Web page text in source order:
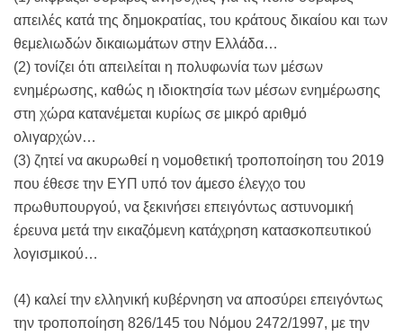
απειλές κατά της δημοκρατίας, του κράτους δικαίου και των
θεμελιωδών δικαιωμάτων στην Ελλάδα…
(2) τονίζει ότι απειλείται η πολυφωνία των μέσων
ενημέρωσης, καθώς η ιδιοκτησία των μέσων ενημέρωσης
στη χώρα κατανέμεται κυρίως σε μικρό αριθμό
ολιγαρχών…
(3) ζητεί να ακυρωθεί η νομοθετική τροποποίηση του 2019
που έθεσε την ΕΥΠ υπό τον άμεσο έλεγχο του
πρωθυπουργού, να ξεκινήσει επειγόντως αστυνομική
έρευνα μετά την εικαζόμενη κατάχρηση κατασκοπευτικού
λογισμικού…
(4) καλεί την ελληνική κυβέρνηση να αποσύρει επειγόντως
την τροποποίηση 826/145 του Νόμου 2472/1997, με την